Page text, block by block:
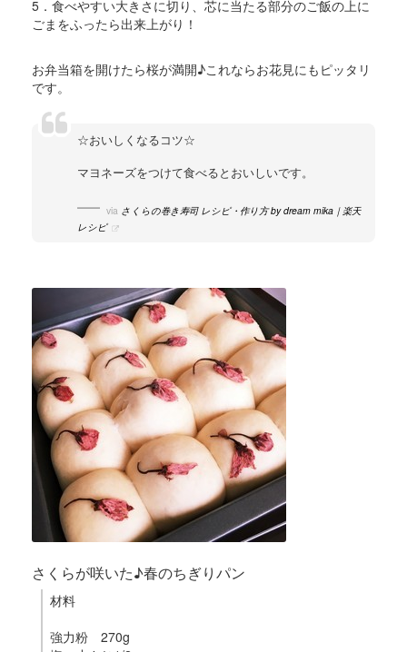
5．食べやすい大きさに切り、芯に当たる部分のご飯の上に
ごまをふったら出来上がり！
お弁当箱を開けたら桜が満開♪これならお花見にもピッタリ
です。
☆おいしくなるコツ☆
マヨネーズをつけて食べるとおいしいです。
via さくらの巻き寿司 レシピ・作り方 by dream mika｜楽天
レシピ
さくらが咲いた♪春のちぎりパン
材料
強力粉 270g